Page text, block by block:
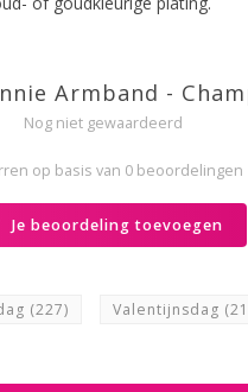
Armband -
Nog niet gewaardeerd
op basis van 0 beoordelingen
Je beoordeling toevoegen
(227) Valentijnsdag